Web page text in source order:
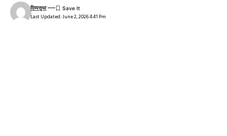
Last Updated: June 2, 2026 4:41 Pm
दिव्यसुधा